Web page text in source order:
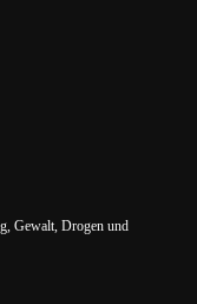
Gewalt, Drogen und